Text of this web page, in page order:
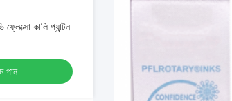
কালি প্যান্টন
পান